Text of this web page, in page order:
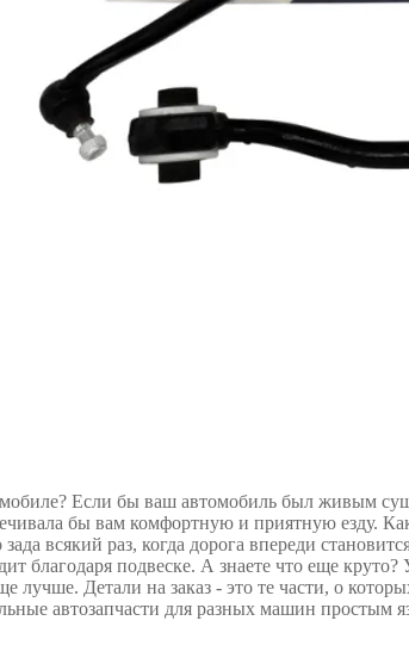
Если бы ваш автомобиль был живым
бы вам комфортную и приятную езду.
всякий раз, когда дорога впереди
благодаря подвеске. А знаете что еще круто?
лучше. Детали на заказ - это те части, о
автозапчасти для разных машин простым